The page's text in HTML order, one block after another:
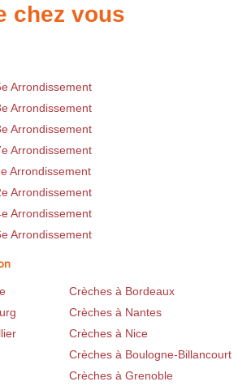
chez vous
Arrondissement
Arrondissement
Arrondissement
Arrondissement
Arrondissement
Arrondissement
Arrondissement
Arrondissement
Crèches à Bordeaux
Crèches à Nantes
Crèches à Nice
Crèches à Boulogne-Billancourt
Crèches à Grenoble